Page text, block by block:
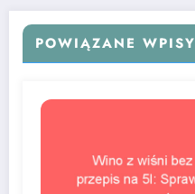
POWIĄZANE WPISY